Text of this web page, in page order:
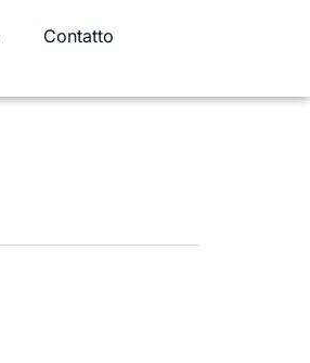
Contatto